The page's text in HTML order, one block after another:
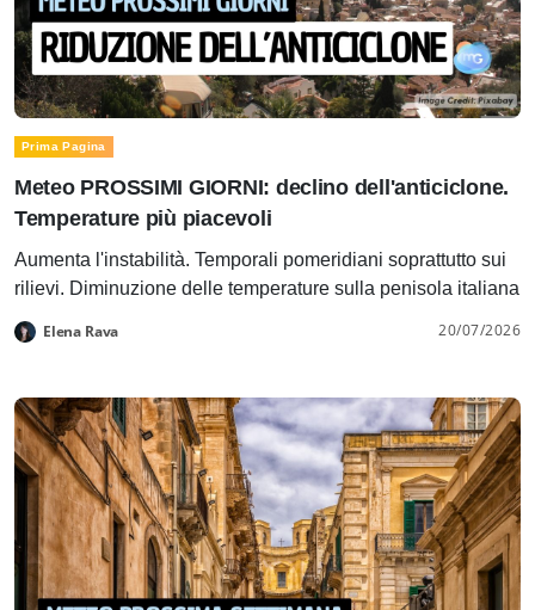
Prima Pagina
Meteo PROSSIMI GIORNI: declino dell'anticiclone.
Temperature più piacevoli
Aumenta l'instabilità. Temporali pomeridiani soprattutto sui
rilievi. Diminuzione delle temperature sulla penisola italiana
Elena Rava 20/07/2026